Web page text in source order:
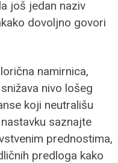
još jedan naziv
dovoljno govori
namirnica,
nivo lošeg
koji neutrališu
saznajte
prednostima,
predloga kako